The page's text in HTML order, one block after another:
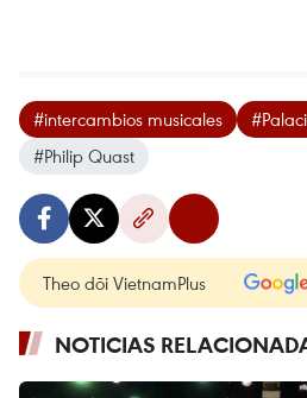
#intercambios musicales
#Philip Quast
Theo dõi VietnamPlus
NOTICIAS